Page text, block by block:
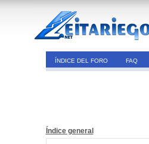
ÍNDICE DEL FORO FAQ
Índice general